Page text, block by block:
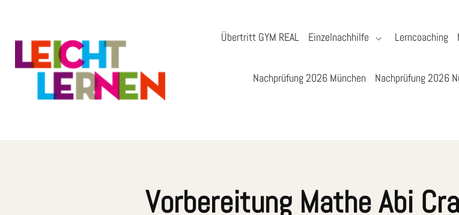
Übertritt GYM REAL Einzelnachhilfe Lerncoaching
Nachprüfung 2026 München Nachprüfung 2026
Vorbereitung Mathe Abi